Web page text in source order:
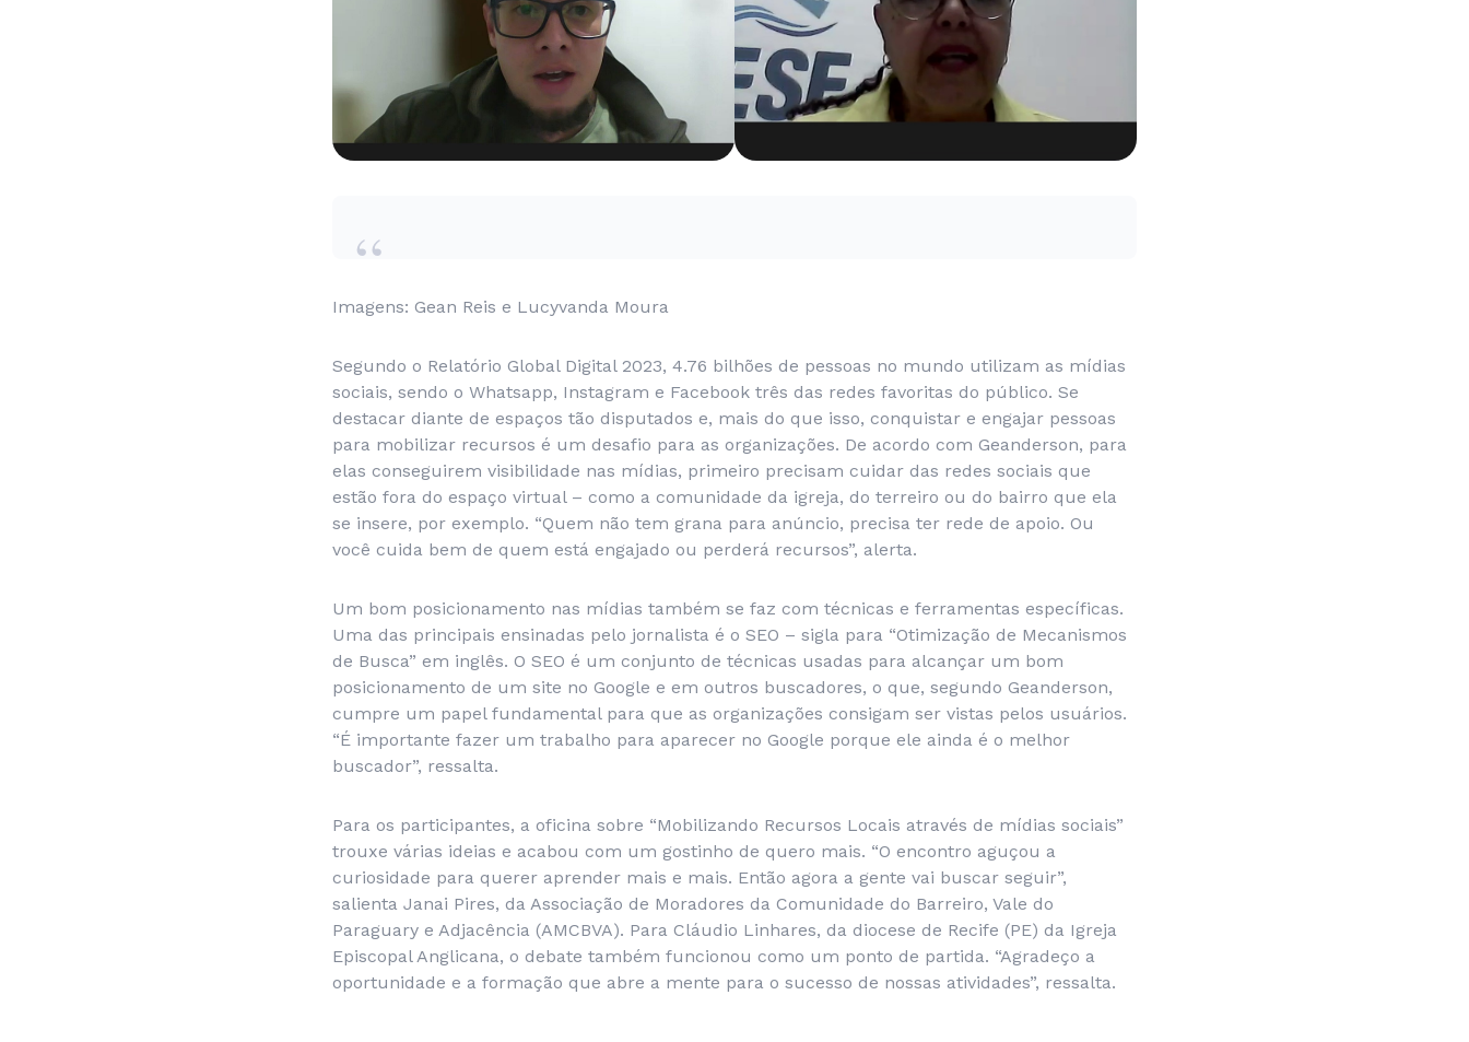
Imagens: Gean Reis e Lucyvanda Moura
Segundo o Relatório Global Digital 2023, 4.76 bilhões de pessoas no mundo utilizam as mídias
sociais, sendo o Whatsapp, Instagram e Facebook três das redes favoritas do público. Se
destacar diante de espaços tão disputados e, mais do que isso, conquistar e engajar pessoas
para mobilizar recursos é um desafio para as organizações. De acordo com Geanderson, para
elas conseguirem visibilidade nas mídias, primeiro precisam cuidar das redes sociais que
estão fora do espaço virtual – como a comunidade da igreja, do terreiro ou do bairro que ela
se insere, por exemplo. “Quem não tem grana para anúncio, precisa ter rede de apoio. Ou
você cuida bem de quem está engajado ou perderá recursos”, alerta.
Um bom posicionamento nas mídias também se faz com técnicas e ferramentas específicas.
Uma das principais ensinadas pelo jornalista é o SEO – sigla para “Otimização de Mecanismos
de Busca” em inglês. O SEO é um conjunto de técnicas usadas para alcançar um bom
posicionamento de um site no Google e em outros buscadores, o que, segundo Geanderson,
cumpre um papel fundamental para que as organizações consigam ser vistas pelos usuários.
“É importante fazer um trabalho para aparecer no Google porque ele ainda é o melhor
buscador”, ressalta.
Para os participantes, a oficina sobre “Mobilizando Recursos Locais através de mídias sociais”
trouxe várias ideias e acabou com um gostinho de quero mais. “O encontro aguçou a
curiosidade para querer aprender mais e mais. Então agora a gente vai buscar seguir”,
salienta Janai Pires, da Associação de Moradores da Comunidade do Barreiro, Vale do
Paraguary e Adjacência (AMCBVA). Para Cláudio Linhares, da diocese de Recife (PE) da Igreja
Episcopal Anglicana, o debate também funcionou como um ponto de partida. “Agradeço a
oportunidade e a formação que abre a mente para o sucesso de nossas atividades”, ressalta.